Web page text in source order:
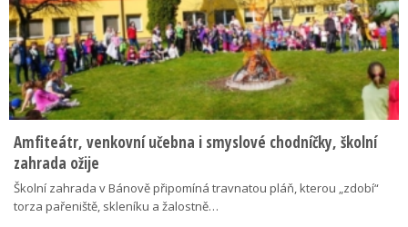
Amfiteátr, venkovní učebna i smyslové chodníčky, školní
zahrada ožije
Školní zahrada v Bánově připomíná travnatou pláň, kterou „zdobí“
torza pařeniště, skleníku a žalostně…